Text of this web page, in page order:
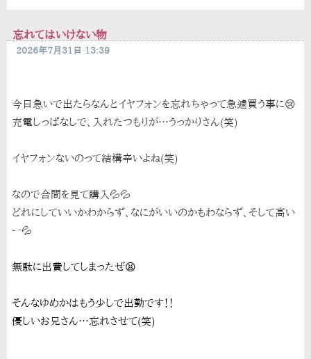
忘れてはいけない物
2026年7月31日 13:39
今日急いで出たらなんとイヤフォンを忘れちゃって急遽買う事に😢
充電しっぱなしで、入れたつもりが…うっかりさん(笑)
イヤフォンないのって結構辛いよね(笑)
なので合間を見て購入💦💦
どれにしていいかわからず、なにがいいのかもわならず、そして高い
ー💦
無駄に出費してしまったぜ😫
そんなゆめかはもう少しで出勤です！！
優しいお兄さん…忘れさせて(笑)